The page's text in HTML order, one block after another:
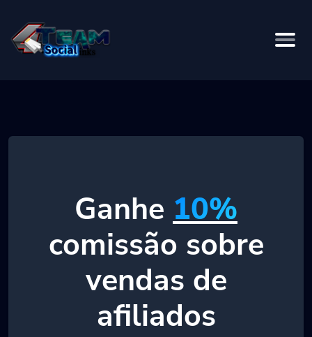
Ganhe 10%
comissão sobre
vendas de
afiliados